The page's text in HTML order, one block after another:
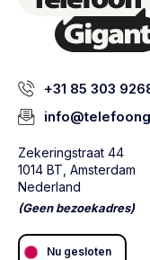
+31 85 303
Zekeringstraat 44
1014 BT, Amsterdam
Nederland
(Geen bezoekadres)
Nu gesloten